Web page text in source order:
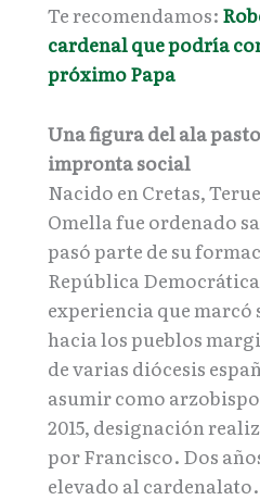
Te recomendamos:
cardenal que podría
próximo Papa
Una figura del ala
impronta social
Nacido en Cretas,
Omella fue ordenado
pasó parte de su
República
experiencia que marcó
hacia los pueblos
de varias diócesis
asumir como
2015, designación
por Francisco. Dos
elevado al cardenalato.